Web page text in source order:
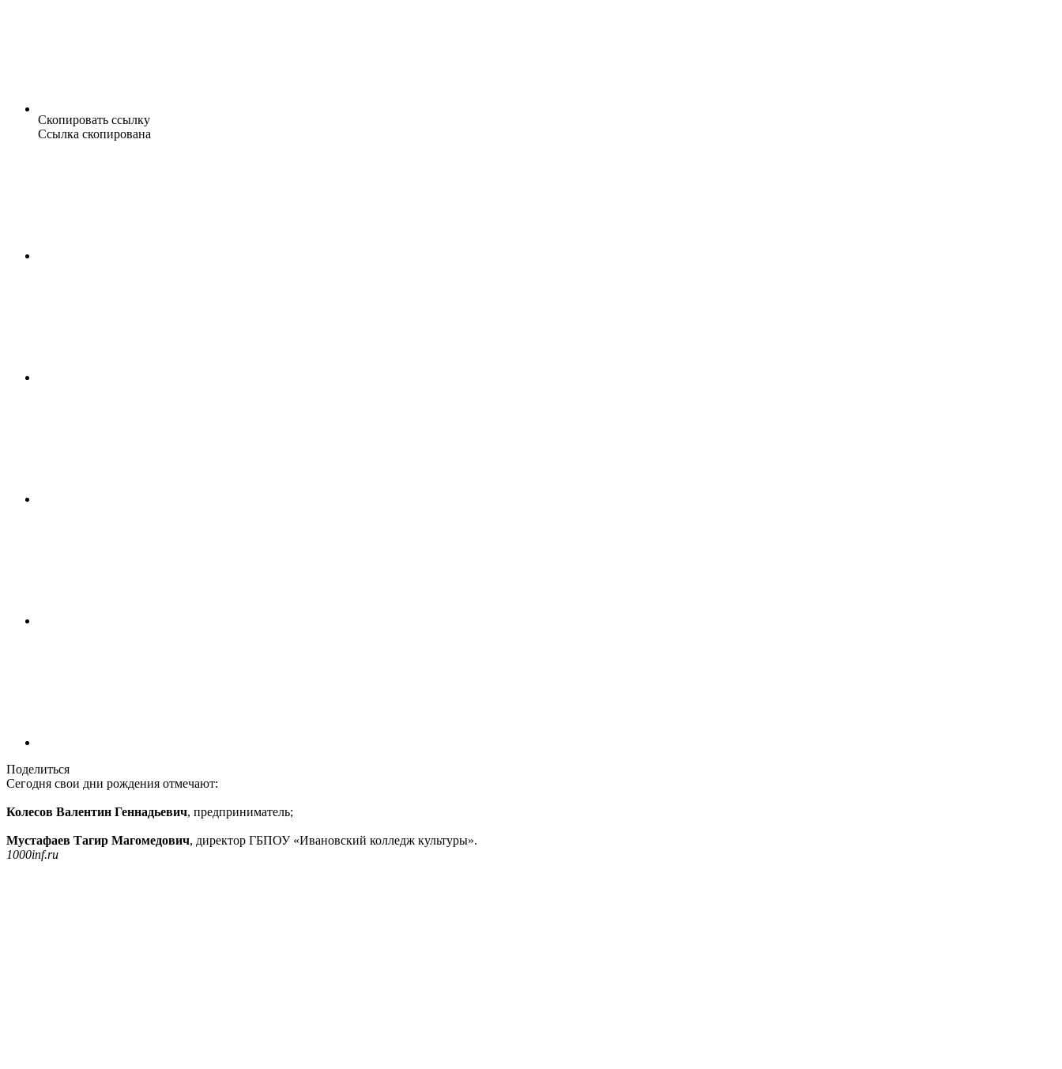
Скопировать ссылку
Ссылка скопирована
Поделиться
Сегодня свои дни рождения отмечают:
Колесов Валентин Геннадьевич, предприниматель;
Мустафаев Тагир Магомедович, директор ГБПОУ «Ивановский колледж культуры».
1000inf.ru